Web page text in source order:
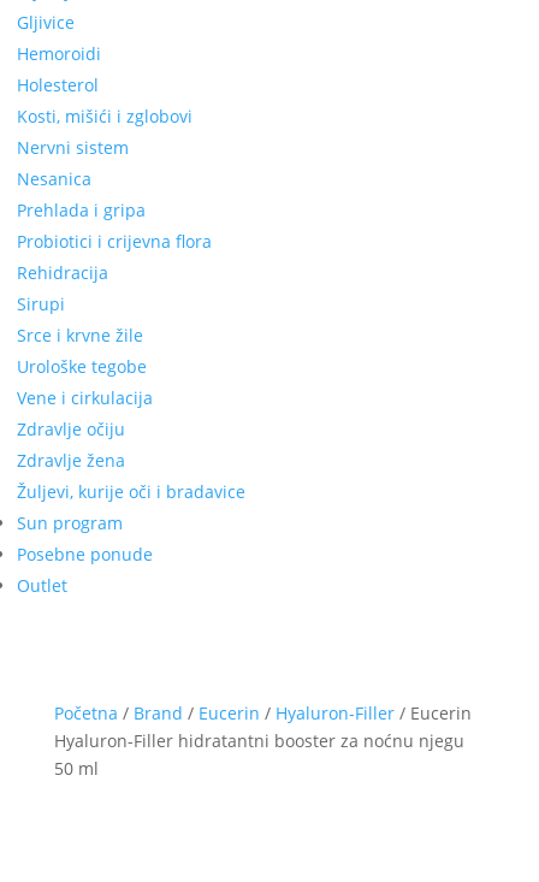
Gljivice
Hemoroidi
Holesterol
Kosti, mišići i zglobovi
Nervni sistem
Nesanica
Prehlada i gripa
Probiotici i crijevna flora
Rehidracija
Sirupi
Srce i krvne žile
Urološke tegobe
Vene i cirkulacija
Zdravlje očiju
Zdravlje žena
Žuljevi, kurije oči i bradavice
Sun program
Posebne ponude
Outlet
Početna / Brand / Eucerin / Hyaluron-Filler/ Eucerin
Hyaluron-Filler hidratantni booster za noćnu njegu
50 ml